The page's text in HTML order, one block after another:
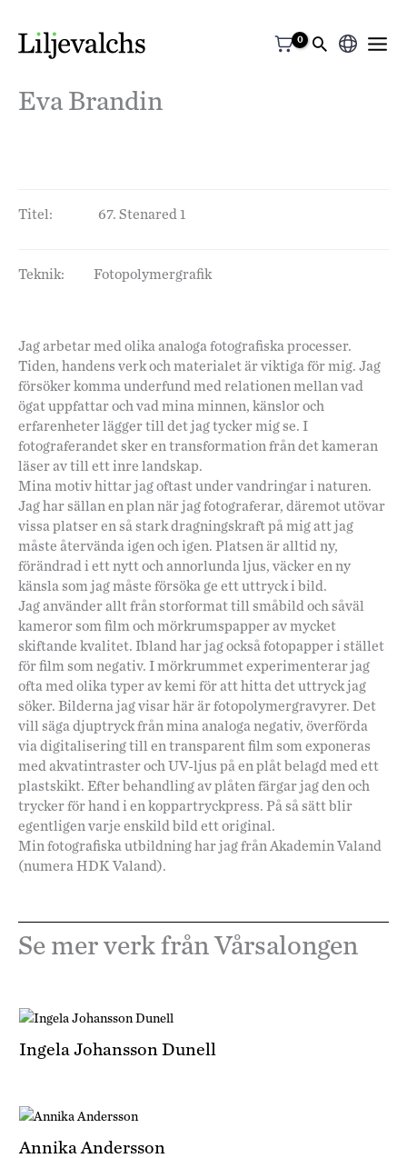
Välj
Eva Brandin
Titel: 67. Stenared 1
Teknik: Fotopolymergrafik
Jag arbetar med olika analoga fotografiska processer.
Tiden, handens verk och materialet är viktiga för mig. Jag
försöker komma underfund med relationen mellan vad
ögat uppfattar och vad mina minnen, känslor och
erfarenheter lägger till det jag tycker mig se. I
fotograferandet sker en transformation från det kameran
läser av till ett inre landskap.
Mina motiv hittar jag oftast under vandringar i naturen.
Jag har sällan en plan när jag fotograferar, däremot utövar
vissa platser en så stark dragningskraft på mig att jag
måste återvända igen och igen. Platsen är alltid ny,
förändrad i ett nytt och annorlunda ljus, väcker en ny
känsla som jag måste försöka ge ett uttryck i bild.
Jag använder allt från storformat till småbild och såväl
kameror som film och mörkrumspapper av mycket
skiftande kvalitet. Ibland har jag också fotopapper i stället
för film som negativ. I mörkrummet experimenterar jag
ofta med olika typer av kemi för att hitta det uttryck jag
söker. Bilderna jag visar här är fotopolymergravyrer. Det
vill säga djuptryck från mina analoga negativ, överförda
via digitalisering till en transparent film som exponeras
med akvatintraster och UV-ljus på en plåt belagd med ett
plastskikt. Efter behandling av plåten färgar jag den och
trycker för hand i en koppartryckpress. På så sätt blir
egentligen varje enskild bild ett original.
Min fotografiska utbildning har jag från Akademin Valand
(numera HDK Valand).
Se mer verk från Vårsalongen
Ingela Johansson Dunell
Annika Andersson